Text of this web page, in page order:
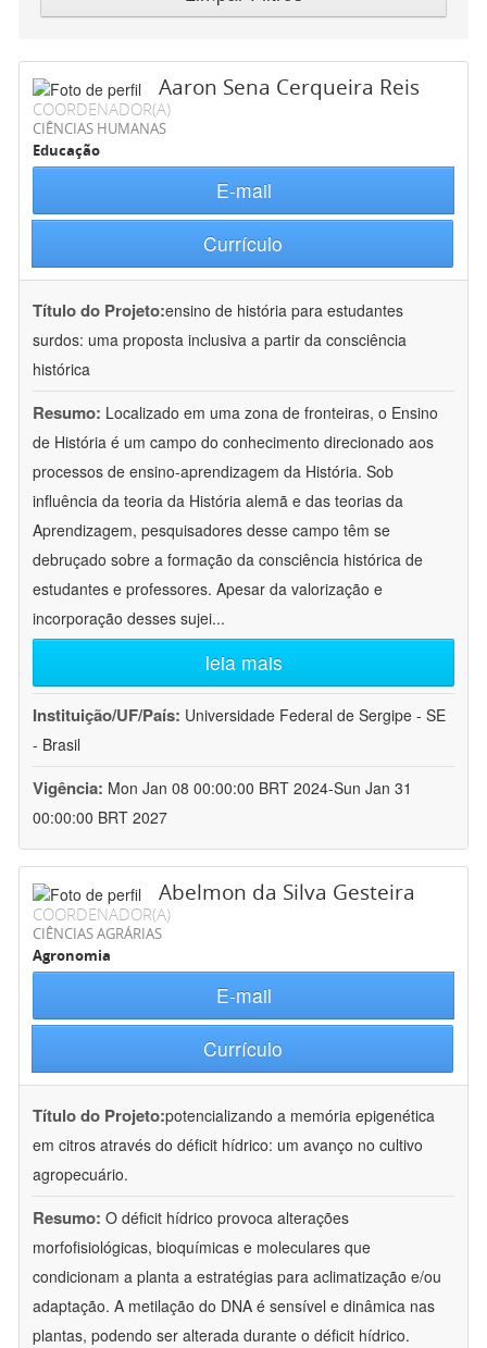
Aaron Sena Cerqueira Reis
COORDENADOR(A)
CIÊNCIAS HUMANAS
Educação
E-mail
Currículo
Título do Projeto:ensino de história para estudantes
surdos: uma proposta inclusiva a partir da consciência
histórica
Resumo: Localizado em uma zona de fronteiras, o Ensino
de História é um campo do conhecimento direcionado aos
processos de ensino-aprendizagem da História. Sob
influência da teoria da História alemã e das teorias da
Aprendizagem, pesquisadores desse campo têm se
debruçado sobre a formação da consciência histórica de
estudantes e professores. Apesar da valorização e
incorporação desses sujei...
leia mais
Instituição/UF/País: Universidade Federal de Sergipe - SE
- Brasil
Vigência: Mon Jan 08 00:00:00 BRT 2024-Sun Jan 31
00:00:00 BRT 2027
Abelmon da Silva Gesteira
COORDENADOR(A)
CIÊNCIAS AGRÁRIAS
Agronomia
E-mail
Currículo
Título do Projeto:potencializando a memória epigenética
em citros através do déficit hídrico: um avanço no cultivo
agropecuário.
Resumo: O déficit hídrico provoca alterações
morfofisiológicas, bioquímicas e moleculares que
condicionam a planta a estratégias para aclimatização e/ou
adaptação. A metilação do DNA é sensível e dinâmica nas
plantas, podendo ser alterada durante o déficit hídrico.